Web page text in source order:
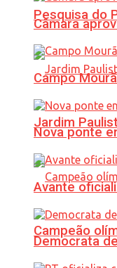
Pesquisa do
Jardim
Campeão
Câmara
Campo
Nova ponte
Avante
Democrata